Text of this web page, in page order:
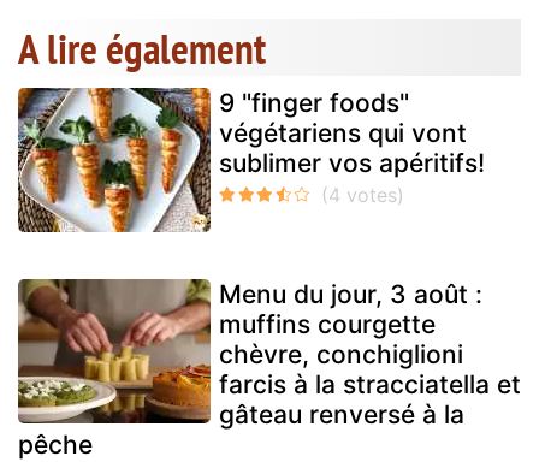
A lire également
9 "finger foods"
végétariens qui vont
sublimer vos apéritifs!
Menu du jour, 3 août :
muffins courgette
chèvre, conchiglioni
farcis à la stracciatella et
gâteau renversé à la
pêche